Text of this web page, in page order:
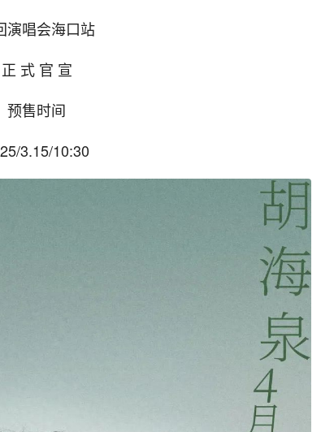
演唱会海口站
正 式 官 宣
预售时间
3.15/10:30